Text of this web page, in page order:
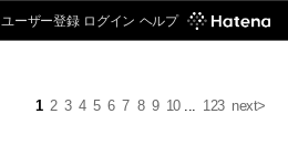
ユーザー登録 ログイン ヘルプ
1 2 3 4 5 6 7 8 9 10... 123 next>